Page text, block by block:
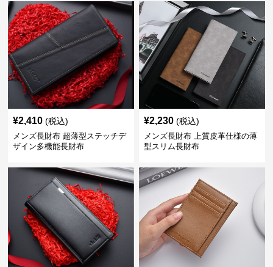
¥2,410 (税込)
メンズ長財布 超薄型ステッチデ
ザイン多機能長財布
¥2,230 (税込)
メンズ長財布 上質皮革仕様の薄
型スリム長財布